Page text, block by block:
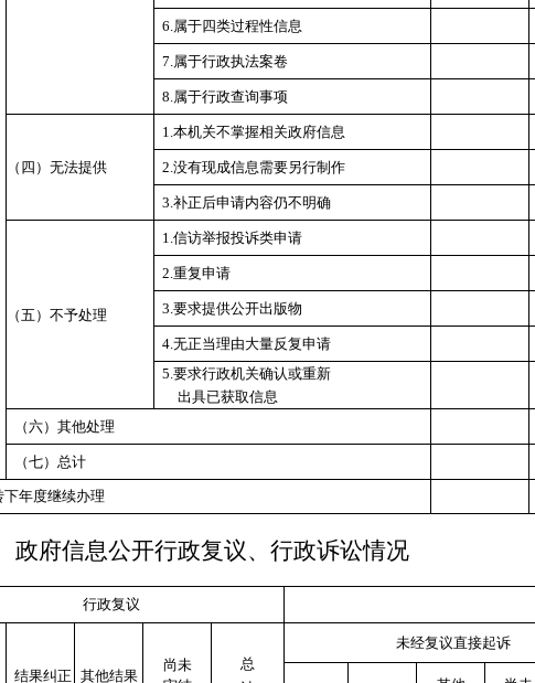
6.属于四类过程性信息
7.属于行政执法案卷
8.属于行政查询事项
（四）无法提供
1.本机关不掌握相关政府信息
2.没有现成信息需要另行制作
3.补正后申请内容仍不明确
（五）不予处理
1.信访举报投诉类申请
2.重复申请
3.要求提供公开出版物
4.无正当理由大量反复申请
5.要求行政机关确认或重新
出具已获取信息
（六）其他处理
（七）总计
下年度继续办理
政府信息公开行政复议、行政诉讼情况
行政复议
结果纠正 其他结果
尚未
总
未经复议直接起诉